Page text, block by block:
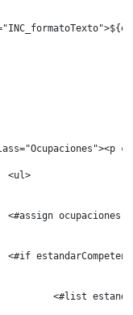
					<ul>
<#assign
<#if
<#list